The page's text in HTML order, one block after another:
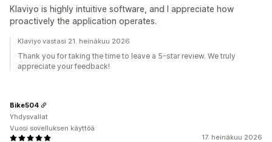
Klaviyo is highly intuitive software, and I appreciate how
proactively the application operates.
Klaviyo vastasi 21. heinäkuu 2026
Thank you for taking the time to leave a 5-star review. We truly
appreciate your feedback!
17. heinäkuu 2026
Bike504
Yhdysvallat
Vuosi sovelluksen käyttöä